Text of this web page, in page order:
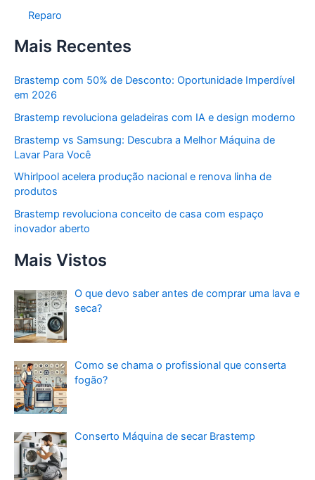
Reparo
Mais Recentes
Brastemp com 50% de Desconto: Oportunidade Imperdível
em 2026
Brastemp revoluciona geladeiras com IA e design moderno
Brastemp vs Samsung: Descubra a Melhor Máquina de
Lavar Para Você
Whirlpool acelera produção nacional e renova linha de
produtos
Brastemp revoluciona conceito de casa com espaço
inovador aberto
Mais Vistos
O que devo saber antes de comprar uma lava e
seca?
Como se chama o profissional que conserta
fogão?
Conserto Máquina de secar Brastemp